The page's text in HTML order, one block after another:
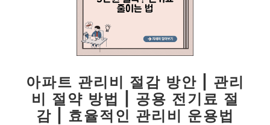
아파트 관리비 절감 방안 | 관리
비 절약 방법 | 공용 전기료 절
감 | 효율적인 관리비 운용법